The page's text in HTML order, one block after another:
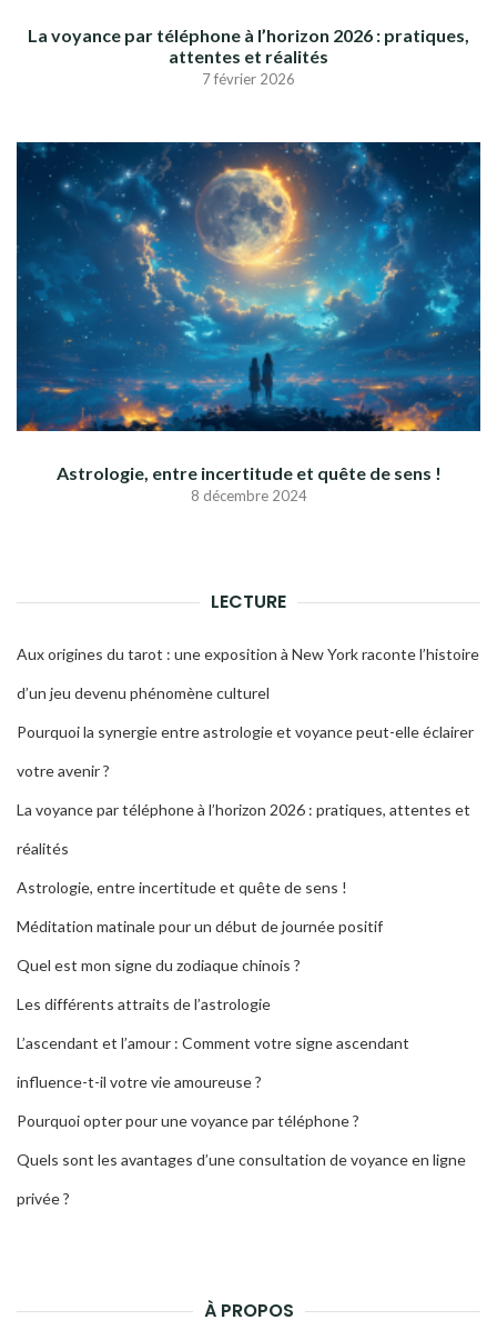
La voyance par téléphone à l’horizon 2026 : pratiques,
attentes et réalités
7 février 2026
Astrologie, entre incertitude et quête de sens !
8 décembre 2024
LECTURE
Aux origines du tarot : une exposition à New York raconte l’histoire
d’un jeu devenu phénomène culturel
Pourquoi la synergie entre astrologie et voyance peut-elle éclairer
votre avenir ?
La voyance par téléphone à l’horizon 2026 : pratiques, attentes et
réalités
Astrologie, entre incertitude et quête de sens !
Méditation matinale pour un début de journée positif
Quel est mon signe du zodiaque chinois ?
Les différents attraits de l’astrologie
L’ascendant et l’amour : Comment votre signe ascendant
influence-t-il votre vie amoureuse ?
Pourquoi opter pour une voyance par téléphone ?
Quels sont les avantages d’une consultation de voyance en ligne
privée ?
À PROPOS